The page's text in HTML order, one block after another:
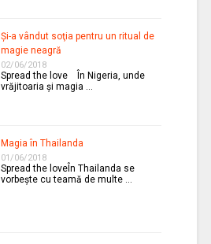
Şi-a vândut soţia pentru un ritual de
magie neagră
02/06/2018
Spread the love În Nigeria, unde
vrăjitoaria şi magia …
Magia în Thailanda
01/06/2018
Spread the loveÎn Thailanda se
vorbeşte cu teamă de multe …